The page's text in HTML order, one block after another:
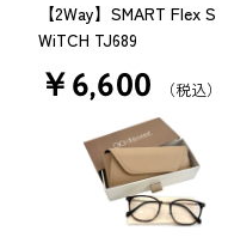
【2Way】SMART Flex S
WiTCH TJ689
￥6,600 （税込）